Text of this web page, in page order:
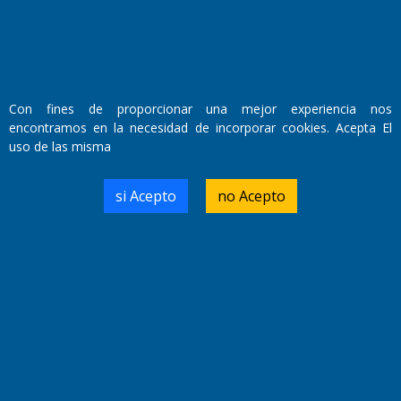
Con fines de proporcionar una mejor experiencia nos
encontramos en la necesidad de incorporar cookies. Acepta El
uso de las misma
si Acepto no Acepto